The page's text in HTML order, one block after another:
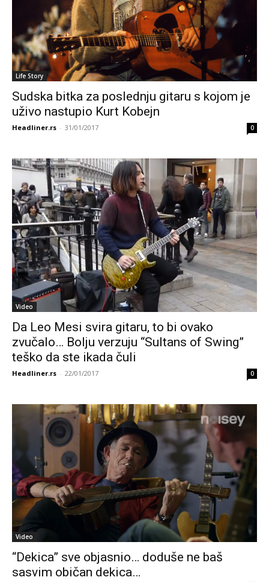
Life Story
Sudska bitka za poslednju gitaru s kojom je
uživo nastupio Kurt Kobejn
Headliner.rs - 31/01/2017 0
Video
Da Leo Mesi svira gitaru, to bi ovako
zvučalo… Bolju verzuju “Sultans of Swing”
teško da ste ikada čuli
Headliner.rs - 22/01/2017 0
Video
“Dekica” sve objasnio… doduše ne baš
sasvim običan dekica…